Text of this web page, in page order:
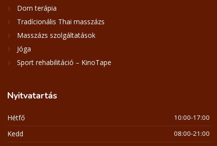
Dorn terápia
Tradícionális Thai masszázs
Masszázs szolgáltatások
Jóga
Sport rehabilitáció – KinoTape
Nyitvatartás
Hétfő 10:00-17:00
Kedd 08:00-21:00